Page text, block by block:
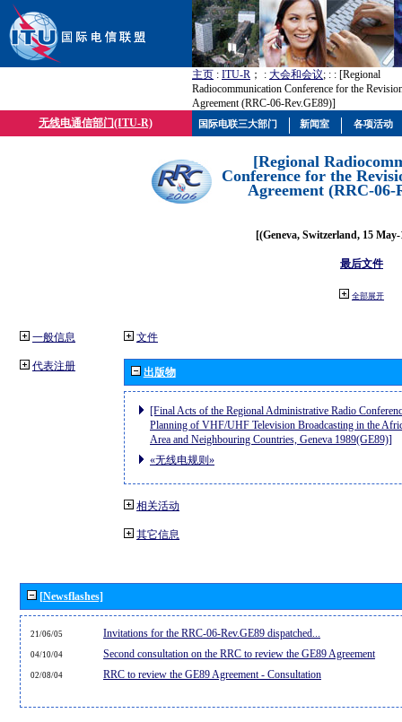
主页 : ITU-R ； : 大会和会议; : : [Regional
Radiocommunication Conference for the
Agreement (RRC-06-Rev.GE89)]
无线电通信部门(ITU-R)
[Regional
Conference for the
Agreement (RRC-06-
[(Geneva, Switzerland, 15
最后文件
全部展开
一般信息
代表注册
文件
出版物
[Final Acts of the Regional Administrative Radio
Planning of VHF/UHF Television Broadcasting in the
Area and Neighbouring Countries, Geneva 1989(GE89)]
«无线电规则»
相关活动
其它信息
[Newsflashes]
21/06/05 Invitations for the RRC-06-Rev.GE89 dispatched...
04/10/04 Second consultation on the RRC to review the GE89 Agreement
02/08/04 RRC to review the GE89 Agreement - Consultation
国际电联三大部门 新闻室 各项活动